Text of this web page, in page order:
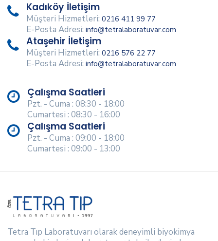
Kadıköy İletişim
Müşteri Hizmetleri: 0216 411 99 77
E-Posta Adresi: info@tetralaboratuvar.com
Ataşehir İletişim
Müşteri Hizmetleri: 0216 576 22 77
E-Posta Adresi: info@tetralaboratuvar.com
Çalışma Saatleri
Pzt. - Cuma : 08:30 - 18:00
Cumartesi : 08:30 - 16:00
Çalışma Saatleri
Pzt. - Cuma : 09:00 - 18:00
Cumartesi : 09:00 - 13:00
Tetra Tıp Laboratuvarı olarak deneyimli biyokimya